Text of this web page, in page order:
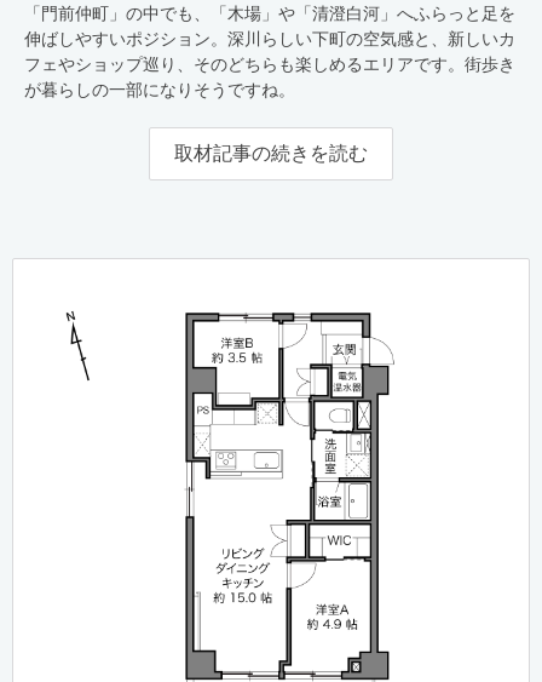
「門前仲町」の中でも、「木場」や「清澄白河」へふらっと足を
伸ばしやすいポジション。深川らしい下町の空気感と、新しいカ
フェやショップ巡り、そのどちらも楽しめるエリアです。街歩き
が暮らしの一部になりそうですね。
取材記事の続きを読む